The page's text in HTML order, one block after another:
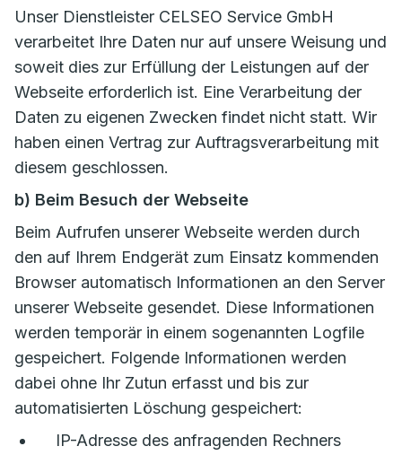
Unser Dienstleister CELSEO Service GmbH
verarbeitet Ihre Daten nur auf unsere Weisung und
soweit dies zur Erfüllung der Leistungen auf der
Webseite erforderlich ist. Eine Verarbeitung der
Daten zu eigenen Zwecken findet nicht statt. Wir
haben einen Vertrag zur Auftragsverarbeitung mit
diesem geschlossen.
b) Beim Besuch der Webseite
Beim Aufrufen unserer Webseite werden durch
den auf Ihrem Endgerät zum Einsatz kommenden
Browser automatisch Informationen an den Server
unserer Webseite gesendet. Diese Informationen
werden temporär in einem sogenannten Logfile
gespeichert. Folgende Informationen werden
dabei ohne Ihr Zutun erfasst und bis zur
automatisierten Löschung gespeichert:
IP-Adresse des anfragenden Rechners